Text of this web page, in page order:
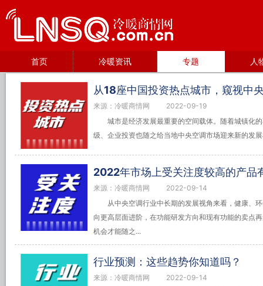
首页 冷暖资讯 专题 人
从18座中国投资热点城市，窥视中
来源：冷暖商情网
2022-09-19
城市是经济发展最重要的空间载体。随着城镇化
级、企业投资也随之给当地中央空调市场迎来新的发
2022年市场上受关注度较高的产品
来源：冷暖商情网
2022-09-14
从中央空调行业中长期的发展视角来看，健康、
向更高层面进阶，在功能研发方向和现有功能的卖点
机会才能随之...
行业预测：这些趋势你知道吗？
来源：冷暖商情网
2022-09-14